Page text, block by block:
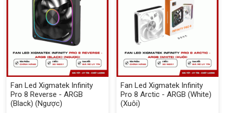
Fan Led Xigmatek Infinity
Pro 8 Reverse - ARGB
(Black) (Ngược)
Fan Led Xigmatek Infinity
Pro 8 Arctic - ARGB (White)
(Xuôi)